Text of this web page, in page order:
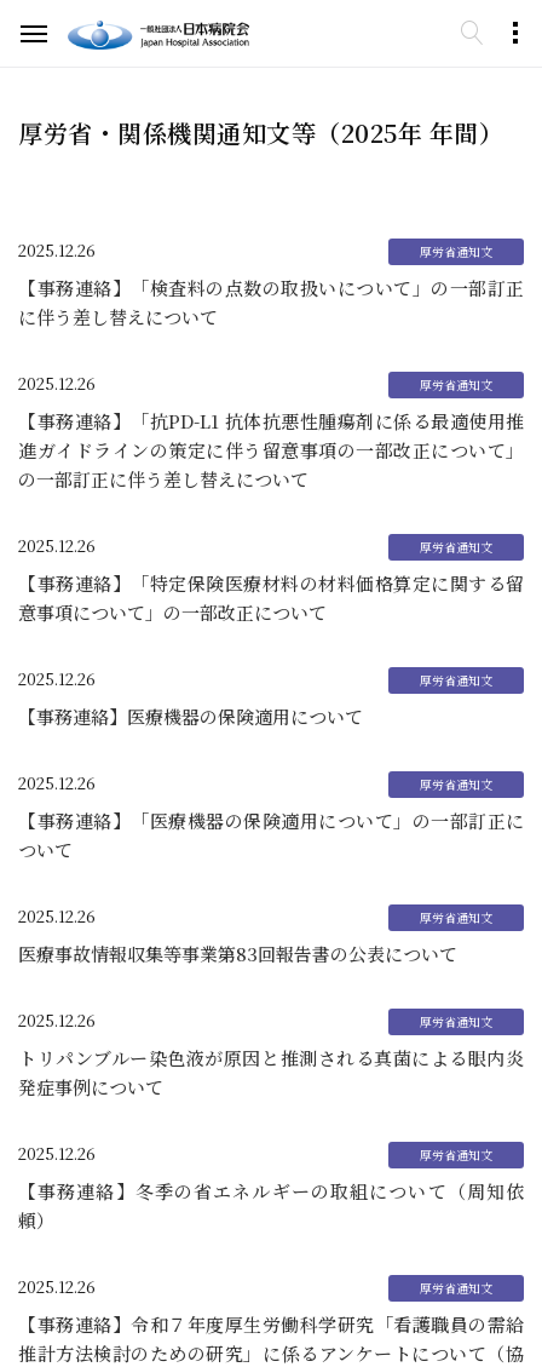
厚労省・関係機関通知文等（2025年 年間）
2025.12.26
【事務連絡】「検査料の点数の取扱いについて」の一部訂正
に伴う差し替えについて
2025.12.26
【事務連絡】「抗PD-L1 抗体抗悪性腫瘍剤に係る最適使用推
進ガイドラインの策定に伴う留意事項の一部改正について」
の一部訂正に伴う差し替えについて
2025.12.26
【事務連絡】「特定保険医療材料の材料価格算定に関する留
意事項について」の一部改正について
2025.12.26
【事務連絡】医療機器の保険適用について
2025.12.26
【事務連絡】「医療機器の保険適用について」の一部訂正に
ついて
2025.12.26
医療事故情報収集等事業第83回報告書の公表について
2025.12.26
トリパンブルー染色液が原因と推測される真菌による眼内炎
発症事例について
2025.12.26
【事務連絡】冬季の省エネルギーの取組について（周知依
頼）
2025.12.26
【事務連絡】令和７年度厚生労働科学研究「看護職員の需給
推計方法検討のための研究」に係るアンケートについて（協